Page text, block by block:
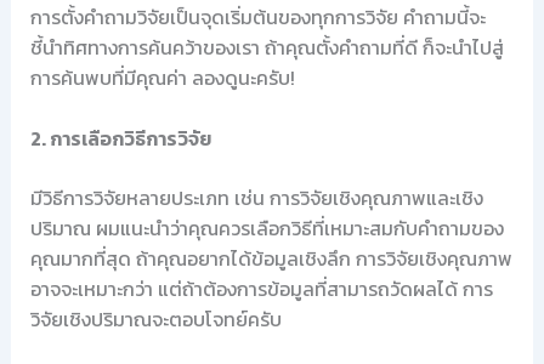
การตั้งคำถามวิจัยเป็นจุดเริ่มต้นของทุกการวิจัย คำถามนี้จะ
ชี้นำทิศทางการค้นคว้าของเรา ถ้าคุณตั้งคำถามที่ดี ก็จะนำไปสู่
การค้นพบที่มีคุณค่า ลองดูนะครับ!
2. การเลือกวิธีการวิจัย
มีวิธีการวิจัยหลายประเภท เช่น การวิจัยเชิงคุณภาพและเชิง
ปริมาณ ผมแนะนำว่าคุณควรเลือกวิธีที่เหมาะสมกับคำถามของ
คุณมากที่สุด ถ้าคุณอยากได้ข้อมูลเชิงลึก การวิจัยเชิงคุณภาพ
อาจจะเหมาะกว่า แต่ถ้าต้องการข้อมูลที่สามารถวัดผลได้ การ
วิจัยเชิงปริมาณจะตอบโจทย์ครับ